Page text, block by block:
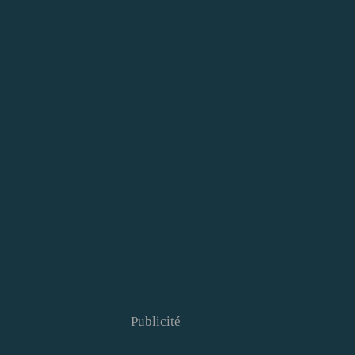
Publicité